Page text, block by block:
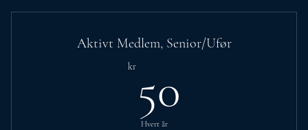
Gratis hjelp med søknadskriving på foreningsdager
Fellesskap-chat på messenger, med ulike chat-rom
Aktivt Medlem, Senior/Ufør
kr 50
Hvert år